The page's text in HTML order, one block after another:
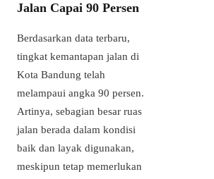
Jalan Capai 90 Persen
Berdasarkan data terbaru,
tingkat kemantapan jalan di
Kota Bandung telah
melampaui angka 90 persen.
Artinya, sebagian besar ruas
jalan berada dalam kondisi
baik dan layak digunakan,
meskipun tetap memerlukan